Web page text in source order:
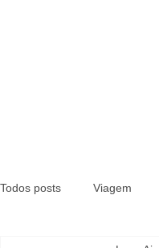
Todos posts Viagem